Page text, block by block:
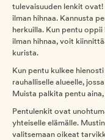
tulevaisuuden lenkit ovat!
ilman hihnaa. Kannusta
herkuilla. Kun pentu oppii
ilman hihnaa, voit
kurista.
Kun pentu kulkee
rauhalliselle alueelle,
Muista palkita pentu
Pentulenkit ovat
yhteiselle elämälle.
valitsemaan oikeat